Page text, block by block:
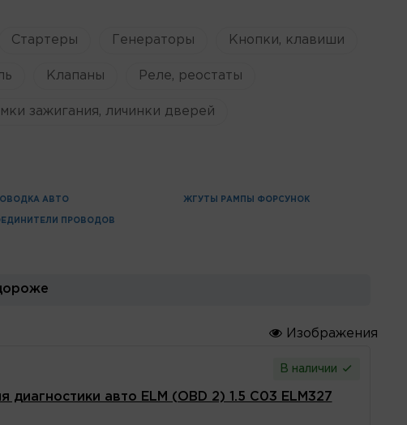
Стартеры Генераторы Кнопки, клавиши
Клапаны Реле, реостаты
зажигания, личинки дверей
АВТО
ПРОВОДОВ
ЖГУТЫ РАМПЫ ФОРСУНОК
Изображения
В наличии
диагностики авто ELM (OBD 2) 1.5 С03 ELM327